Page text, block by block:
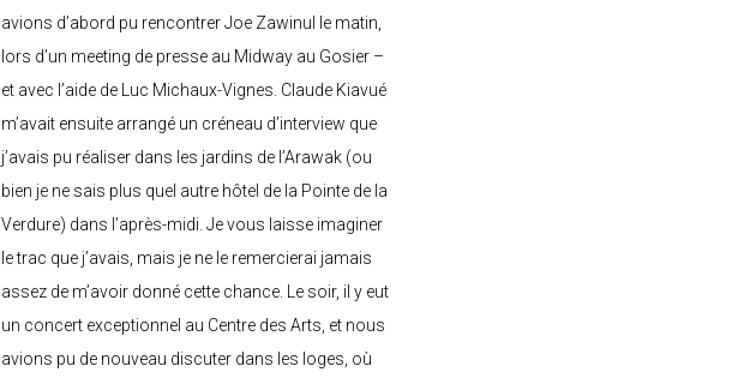
avions d’abord pu rencontrer Joe Zawinul le matin,
lors d’un meeting de presse au Midway au Gosier –
et avec l’aide de Luc Michaux-Vignes. Claude Kiavué
m’avait ensuite arrangé un créneau d’interview que
j’avais pu réaliser dans les jardins de l’Arawak (ou
bien je ne sais plus quel autre hôtel de la Pointe de la
Verdure) dans l’après-midi. Je vous laisse imaginer
le trac que j’avais, mais je ne le remercierai jamais
assez de m’avoir donné cette chance. Le soir, il y eut
un concert exceptionnel au Centre des Arts, et nous
avions pu de nouveau discuter dans les loges, où